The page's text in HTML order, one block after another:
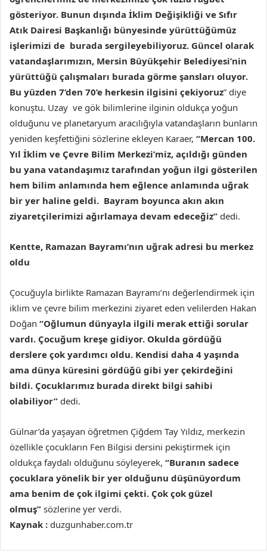
gösteriyor. Bunun dışında İklim Değişikliği ve Sıfır
Atık Dairesi Başkanlığı bünyesinde yürüttüğümüz
işlerimizi de burada sergileyebiliyoruz. Güncel olarak
vatandaşlarımızın, Mersin Büyükşehir Belediyesi’nin
yürüttüğü çalışmaları burada görme şansları oluyor.
Bu yüzden 7’den 70’e herkesin ilgisini çekiyoruz” diye
konuştu. Uzay ve gök bilimlerine ilginin oldukça yoğun
olduğunu ve planetaryum aracılığıyla vatandaşların bunların
yeniden keşfettiğini sözlerine ekleyen Karaer, “Mercan 100.
Yıl İklim ve Çevre Bilim Merkezi’miz, açıldığı günden
bu yana vatandaşımız tarafından yoğun ilgi gösterilen
hem bilim anlamında hem eğlence anlamında uğrak
bir yer haline geldi. Bayram boyunca akın akın
ziyaretçilerimizi ağırlamaya devam edeceğiz” dedi.
Kentte, Ramazan Bayramı’nın uğrak adresi bu merkez
oldu
Çocuğuyla birlikte Ramazan Bayramı’nı değerlendirmek için
iklim ve çevre bilim merkezini ziyaret eden velilerden Hakan
Doğan “Oğlumun dünyayla ilgili merak ettiği sorular
vardı. Çocuğum kreşe gidiyor. Okulda gördüğü
derslere çok yardımcı oldu. Kendisi daha 4 yaşında
ama dünya küresini gördüğü gibi yer çekirdeğini
bildi. Çocuklarımız burada direkt bilgi sahibi
olabiliyor” dedi.
Gülnar’da yaşayan öğretmen Çiğdem Tay Yıldız, merkezin
özellikle çocukların Fen Bilgisi dersini pekiştirmek için
oldukça faydalı olduğunu söyleyerek, “Buranın sadece
çocuklara yönelik bir yer olduğunu düşünüyordum
ama benim de çok ilgimi çekti. Çok çok güzel
olmuş” sözlerine yer verdi.
Kaynak : duzgunhaber.com.tr